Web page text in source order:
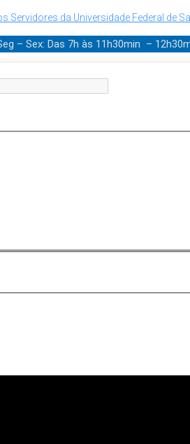
Servidores da Universidade Federal de
– Sex: Das 7h às 11h30min –